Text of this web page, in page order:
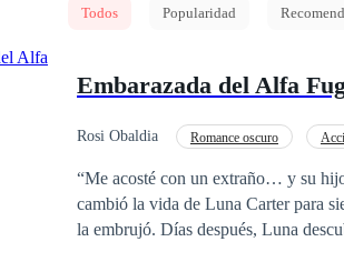
Todos Popularidad
Embarazada del Alfa
Rosi Obaldia Romance oscuro
“Me acosté con un extraño… y su hijo podría destruir dos
cambió la vida de Luna Carter para
la embrujó. Días después, Luna descubre que está embarazada. Lo que no sabía es que ese hombre no era